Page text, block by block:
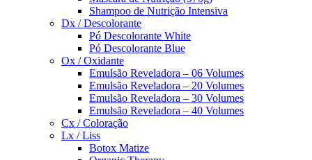
Shampoo de Nutrição Intensiva
Dx / Descolorante
Pó Descolorante White
Pó Descolorante Blue
Ox / Oxidante
Emulsão Reveladora – 06 Volumes
Emulsão Reveladora – 20 Volumes
Emulsão Reveladora – 30 Volumes
Emulsão Reveladora – 40 Volumes
Cx / Coloração
Lx / Liss
Botox Matize